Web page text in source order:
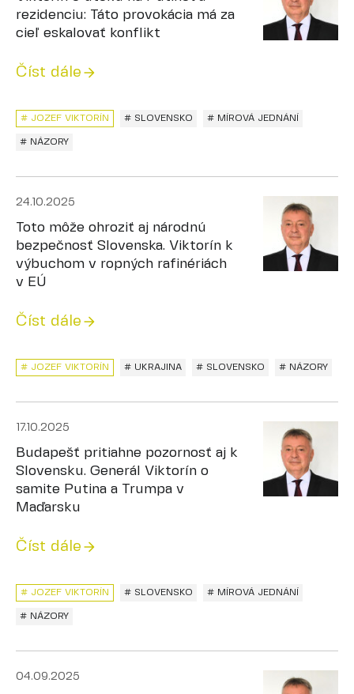
rezidenciu: Táto provokácia má za
cieľ eskalovať konflikt
Číst dále
# SLOVENSKO # MÍROVÁ JEDNÁNÍ
# NÁZORY
# JOZEF VIKTORÍN
24.10.2025
Toto môže ohroziť aj národnú
bezpečnosť Slovenska. Viktorín k
výbuchom v ropných rafinériách
v EÚ
Číst dále
# UKRAJINA # SLOVENSKO
# JOZEF VIKTORÍN # NÁZORY
17.10.2025
Budapešť pritiahne pozornosť aj k
Slovensku. Generál Viktorín o
samite Putina a Trumpa v
Maďarsku
Číst dále
# SLOVENSKO # MÍROVÁ JEDNÁNÍ
# NÁZORY
# JOZEF VIKTORÍN
04.09.2025